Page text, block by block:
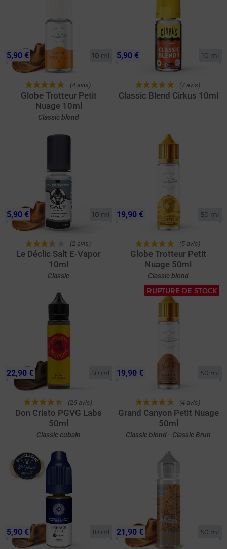
10 ml
(4 avis)
Globe Trotteur Petit
Nuage 10ml
Classic blond
5,90 € 10 ml
(7 avis)
Classic Blend Cirkus 10ml
5,90 €
10 ml
(2 avis)
Le Déclic Salt E-Vapor
10ml
Classic
5,90 € 50 ml
(5 avis)
Globe Trotteur Petit
Nuage 50ml
Classic blond
19,90 €
50 ml
(26 avis)
Don Cristo PGVG Labs
50ml
Classic cubain
22,90 €
RUPTURE DE STOCK
50 ml
(4 avis)
Grand Canyon Petit Nuage
50ml
Classic blond - Classic Brun
19,90 €
10 ml
5,90 € 50 ml
21,90 €